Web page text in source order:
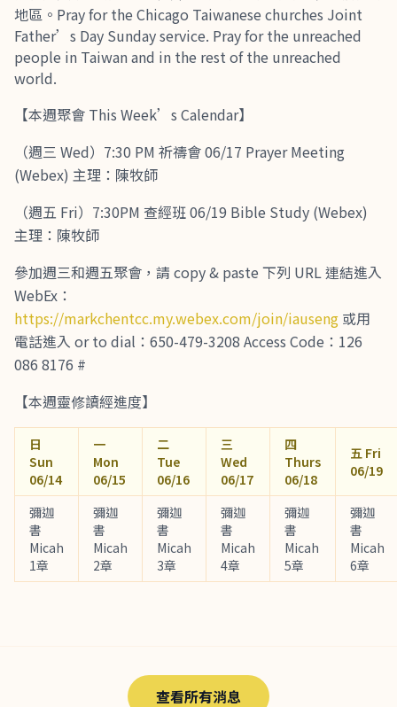
地區。Pray for the Chicago Taiwanese churches Joint
Father’s Day Sunday service. Pray for the unreached
people in Taiwan and in the rest of the unreached
world.
【本週聚會 This Week’s Calendar】
（週三 Wed）7:30 PM 祈禱會 06/17 Prayer Meeting
(Webex) 主理：陳牧師
（週五 Fri）7:30PM 查經班 06/19 Bible Study (Webex)
主理：陳牧師
參加週三和週五聚會，請 copy & paste 下列 URL 連結進入
WebEx：
https://markchentcc.my.webex.com/join/iauseng 或用
電話進入 or to dial：650-479-3208 Access Code：126
086 8176 #
【本週靈修讀經進度】
日
Sun
06/14
一
Mon
06/15
二
Tue
06/16
三
Wed
06/17
四
Thurs
06/18
五 Fri
06/19
彌迦
書
Micah
1章
彌迦
書
Micah
2章
彌迦
書
Micah
3章
彌迦
書
Micah
4章
彌迦
書
Micah
5章
彌迦
書
Micah
6章
查看所有消息